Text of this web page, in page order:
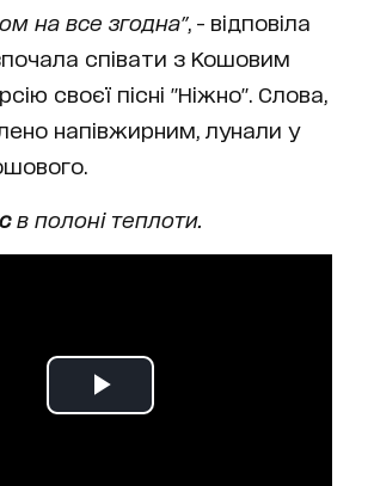
на все згодна", - відповіла
співати з Кошовим
своєї пісні "Ніжно". Слова,
напівжирним, лунали у
в полоні теплоти.